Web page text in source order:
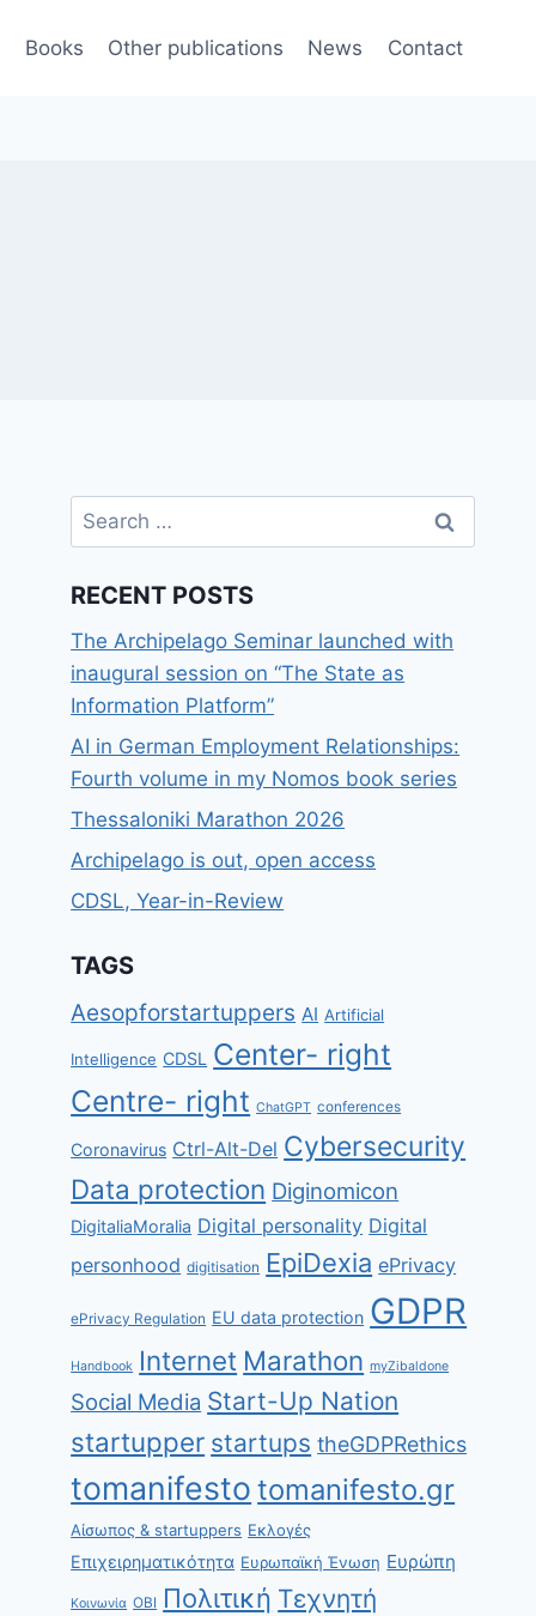
Books Other publications News Contact
Search
for:
RECENT POSTS
The Archipelago Seminar launched with
inaugural session on “The State as
Information Platform”
AI in German Employment Relationships:
Fourth volume in my Nomos book series
Thessaloniki Marathon 2026
Archipelago is out, open access
CDSL, Year-in-Review
TAGS
Aesopforstartuppers AI Artificial
Intelligence CDSL
Center- right
Centre- right ChatGPT conferences
Coronavirus Ctrl-Alt-Del Cybersecurity
Data protection Diginomicon
DigitaliaMoralia Digital personality Digital
personhood digitisation EpiDexia ePrivacy
ePrivacy Regulation EU data protection GDPR
Handbook Internet Marathon myZibaldone
Social Media Start-Up Nation
startupper startups theGDPRethics
tomanifesto tomanifesto.gr
Αίσωπος & startuppers Εκλογές
Επιχειρηματικότητα Ευρωπαϊκή Ένωση Ευρώπη
Κοινωνία ΟΒΙ Πολιτική Τεχνητή